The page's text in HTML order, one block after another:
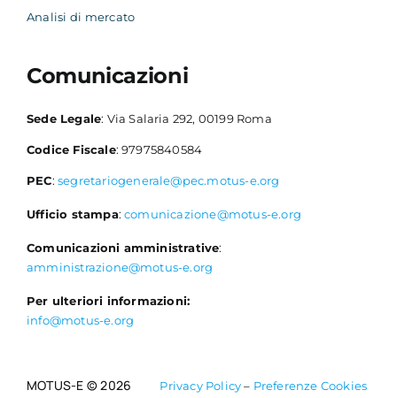
Analisi di mercato
Comunicazioni
Sede Legale: Via Salaria 292, 00199 Roma
Codice Fiscale: 97975840584
PEC: segretariogenerale@pec.motus-e.org
Ufficio stampa:comunicazione@motus-e.org
Comunicazioni amministrative:
amministrazione@motus-e.org
Per ulteriori informazioni:
info@motus-e.org
MOTUS-E © 2026 Privacy Policy– Preferenze Cookies